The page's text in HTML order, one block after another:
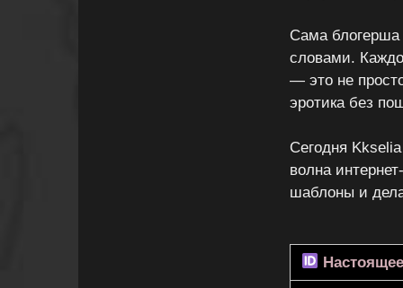
Сама блогерша
словами.
— это не
эротика без
Сегодня
волна
шаблоны и